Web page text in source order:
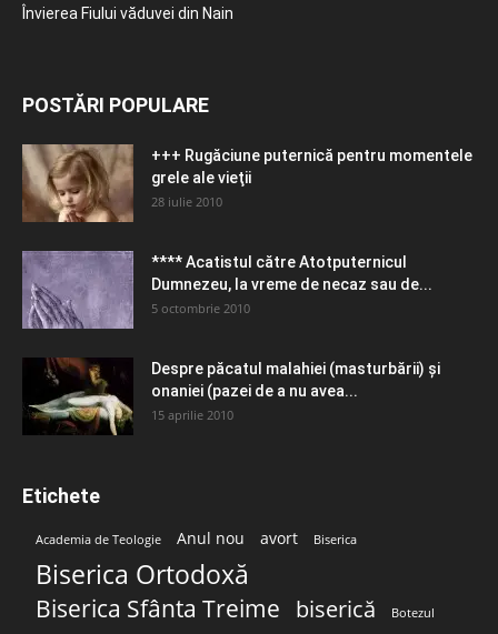
Învierea Fiului văduvei din Nain
POSTĂRI POPULARE
+++ Rugăciune puternică pentru momentele
grele ale vieţii
28 iulie 2010
**** Acatistul către Atotputernicul
Dumnezeu, la vreme de necaz sau de...
5 octombrie 2010
Despre păcatul malahiei (masturbării) şi
onaniei (pazei de a nu avea...
15 aprilie 2010
Etichete
Academia de Teologie Anul nou avort Biserica
Biserica Ortodoxă
Biserica Sfânta Treime biserică Botezul